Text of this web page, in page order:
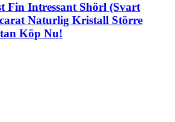
Fin Intressant Shörl (Svart
Naturlig Kristall Större
Köp Nu!